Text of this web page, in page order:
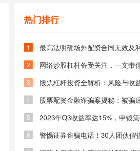
热门排行
1
2
3
4
5
6